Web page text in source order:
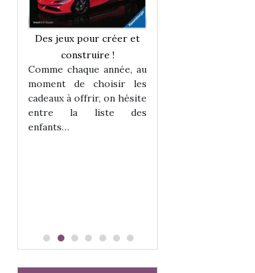
Des jeux pour créer et
construire !
Comme chaque année, au
moment de choisir les
cadeaux à offrir, on hésite
entre la liste des
enfants…